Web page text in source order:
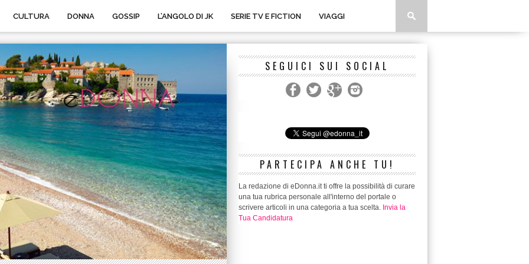
CULTURA DONNA GOSSIP L’ANGOLO DI JK SERIE TV E FICTION VIAGGI
SEGUICI SUI SOCIAL
PARTECIPA ANCHE TU!
La redazione di eDonna.it ti offre la possibilità di curare
una tua rubrica personale all'interno del portale o
scrivere articoli in una categoria a tua scelta. Invia la
Tua Candidatura